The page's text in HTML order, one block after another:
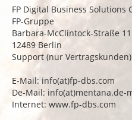
FP Digital Business
FP-Gruppe
Barbara-McClintock-Straße 11
12489 Berlin
Support (nur
E-Mail: info(at)fp-dbs.com
De-Mail: info(at)mentana.de-
Internet: www.fp-dbs.com